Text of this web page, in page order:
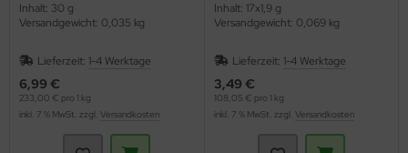
Inhalt: 30 g
Versandgewicht: 0,035 kg
Lieferzeit: 1-4 Werktage
6,99 €
233,00 € pro 1 kg
inkl. 7 % MwSt. zzgl. Versandkosten
TEA)
Inhalt: 17x1,9 g
Versandgewicht: 0,069 kg
Lieferzeit: 1-4 Werktage
3,49 €
108,05 € pro 1 kg
inkl. 7 % MwSt. zzgl. Versandkosten